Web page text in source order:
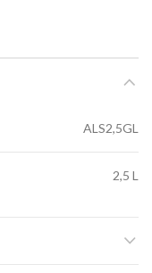
ALS2,5GL
2,5 L